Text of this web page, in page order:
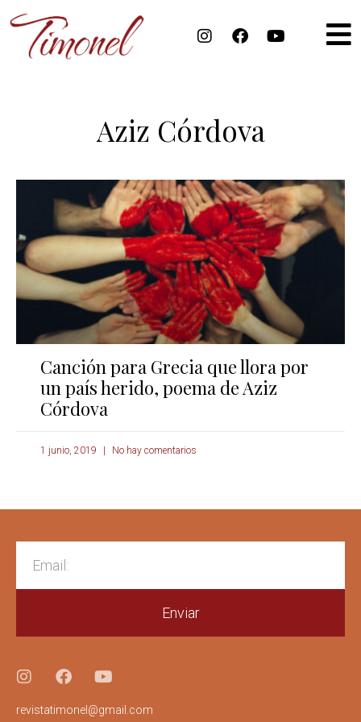
Aziz Córdova
Canción para Grecia que llora por
un país herido, poema de Aziz
Córdova
1 junio, 2019 No hay comentarios
Enviar
revistatimonel@gmail.com